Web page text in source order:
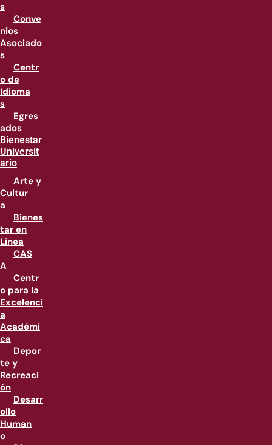
s
Conve
nios
Asociado
s
Centr
o de
Idioma
s
Egres
ados
Bienestar
Universit
ario
Arte y
Cultur
a
Bienes
tar en
Linea
CAS
A
Centr
o para la
Excelenci
a
Académi
ca
Depor
te y
Recreaci
ón
Desarr
ollo
Human
o